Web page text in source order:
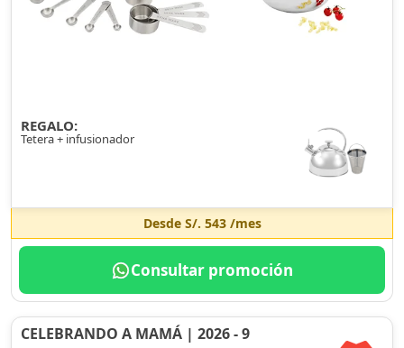
REGALO:
Tetera + infusionador
Desde S/. 543/mes
Consultar promoción
CELEBRANDO A MAMÁ | 2026 - 9